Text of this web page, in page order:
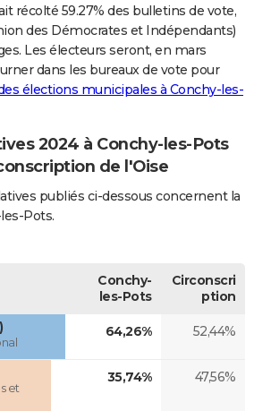
récolté 59.27% des bulletins de vote,
des Démocrates et Indépendants)
Les électeurs seront, en mars
dans les bureaux de vote pour
élections municipales à Conchy-les-
2024 à Conchy-les-Pots
de l'Oise
publiés ci-dessous concernent la
Pots.
Conchy-
les-Pots
Circonscri
ption
64,26% 52,44%
et
35,74% 47,56%